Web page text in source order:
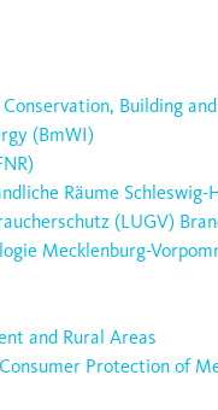
Building
(BmWI)
Räume Schleswig-
(LUGV)
Mecklenburg-
and Rural Areas
Protection of